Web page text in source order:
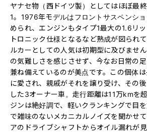
ヤナセ物（西ドイツ製）としてはほぼ最
1。1976年モデルはフロントサスペンシ
められ、エンジンもタイプ1最大の1.6リ
トロニック仕様となるなど熟成が図られ
ルカーとしての人気は初期型に及びませ
の気難しさを感じさせず、今なお日常の
兼ね備えているのが美点です。この個体
に愛され、親戚がそれを譲り受け、その
した3オーナー車。走行距離は11万kmを
ジンは絶好調で、軽いクランキングで目
で雑味のないメカニカルノイズを聞かせ
アのドライブシャフトからオイル漏れが